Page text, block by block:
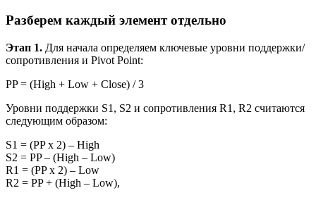
Разберем каждый элемент отдельно
Этап 1. Для начала определяем ключевые уровни поддержки/
сопротивления и Pivot Point:
PP = (High + Low + Close) / 3
Уровни поддержки S1, S2 и сопротивления R1, R2 считаются
следующим образом:
S1 = (PP x 2) – High
S2 = PP – (High – Low)
R1 = (PP x 2) – Low
R2 = PP + (High – Low),